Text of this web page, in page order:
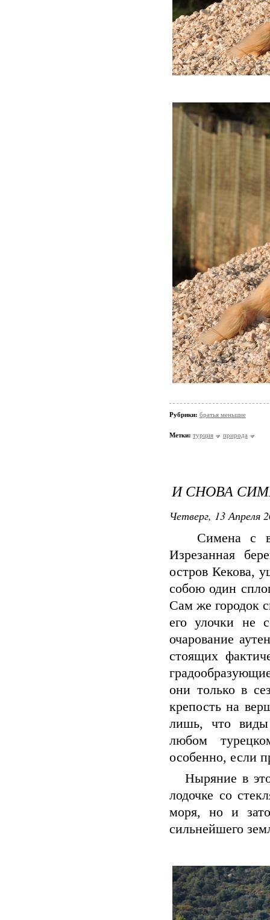
Рубрики: братья меньшие
Метки: турция природа
И СНОВА
Четверг, 13 Апреля
Симена с
Изрезанная
остров Кекова,
собою один
Сам же городок
его улочки не
очарование
стоящих
они только в
крепость на
лишь, что виды
любом
особенно, если
Ныряние в
лодочке со
моря, но и
сильнейшего